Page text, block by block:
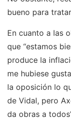
bueno para
En cuanto a las
que “estamos
produce la
me hubiese
la oposición lo
de Vidal, pero
da obras a